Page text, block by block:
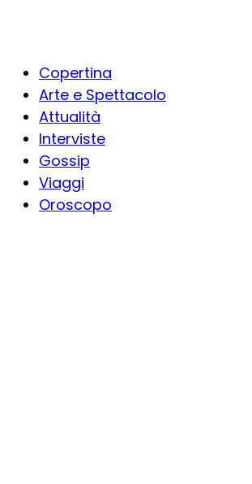
Copertina
Arte e Spettacolo
Attualità
Interviste
Gossip
Viaggi
Oroscopo